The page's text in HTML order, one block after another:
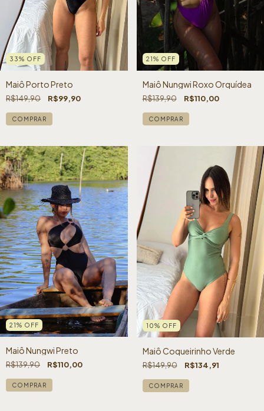
33% OFF
Maiô Porto Preto
R$149,90 R$99,90
COMPRAR
21% OFF
Maiô Nungwi Roxo Orquídea
R$139,90 R$110,00
COMPRAR
21 % OFF
Maiô Nungwi Preto
R$139,90 R$110,00
COMPRAR
10% OFF
Maiô Coqueirinho Verde
R$149,90 R$134,91
COMPRAR